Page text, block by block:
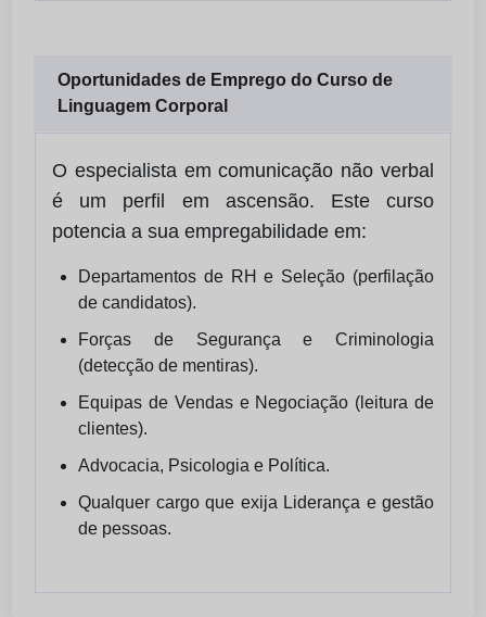
Oportunidades de Emprego do Curso de
Linguagem Corporal
O especialista em comunicação não verbal
é um perfil em ascensão. Este curso
potencia a sua empregabilidade em:
Departamentos de RH e Seleção (perfilação
de candidatos).
Forças de Segurança e Criminologia
(detecção de mentiras).
Equipas de Vendas e Negociação (leitura de
clientes).
Advocacia, Psicologia e Política.
Qualquer cargo que exija Liderança e gestão
de pessoas.